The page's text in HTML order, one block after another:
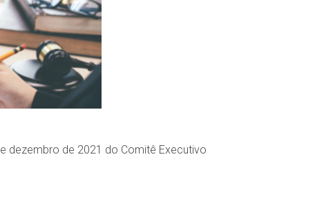
dezembro de 2021 do Comitê Executivo